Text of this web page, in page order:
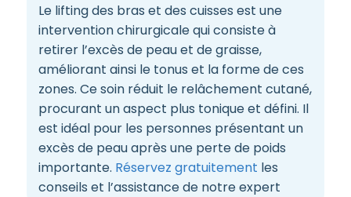
Le lifting des bras et des cuisses est une
intervention chirurgicale qui consiste à
retirer l’excès de peau et de graisse,
améliorant ainsi le tonus et la forme de ces
zones. Ce soin réduit le relâchement cutané,
procurant un aspect plus tonique et défini. Il
est idéal pour les personnes présentant un
excès de peau après une perte de poids
importante. Réservez gratuitement les
conseils et l’assistance de notre expert